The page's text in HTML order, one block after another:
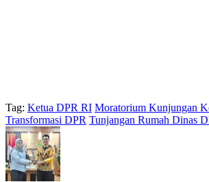
Tag: Ketua DPR RI Moratorium Kunjungan
Transformasi DPR Tunjangan Rumah Dinas